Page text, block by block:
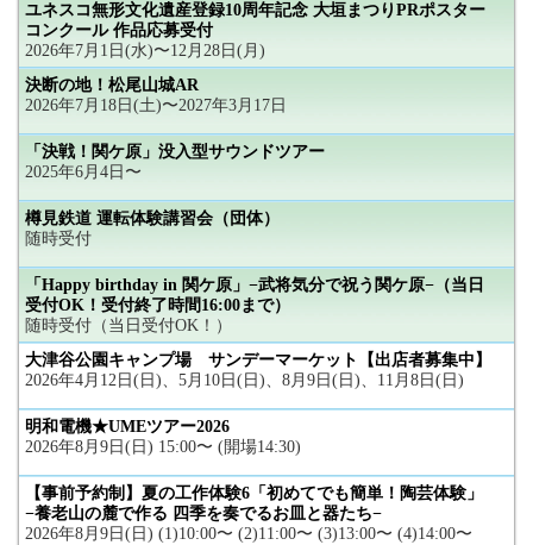
ユネスコ無形文化遺産登録10周年記念 大垣まつりPRポスター
コンクール 作品応募受付
2026年7月1日(水)〜12月28日(月)
決断の地！松尾山城AR
2026年7月18日(土)〜2027年3月17日
「決戦！関ケ原」没入型サウンドツアー
2025年6月4日〜
樽見鉄道 運転体験講習会（団体）
随時受付
「Happy birthday in 関ケ原」−武将気分で祝う関ケ原−（当日
受付OK！受付終了時間16:00まで）
随時受付（当日受付OK！）
大津谷公園キャンプ場 サンデーマーケット【出店者募集中】
2026年4月12日(日)、5月10日(日)、8月9日(日)、11月8日(日)
明和電機★UMEツアー2026
2026年8月9日(日) 15:00〜 (開場14:30)
【事前予約制】夏の工作体験6「初めてでも簡単！陶芸体験」
−養老山の麓で作る 四季を奏でるお皿と器たち−
2026年8月9日(日) (1)10:00〜 (2)11:00〜 (3)13:00〜 (4)14:00〜